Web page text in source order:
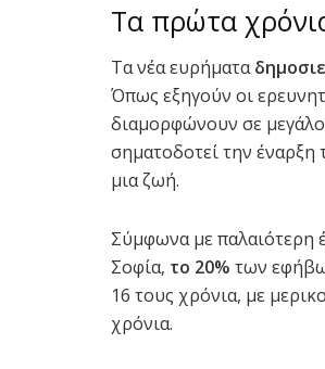
Τα πρώτα
Τα νέα ευρήματα
Όπως εξηγούν οι
διαμορφώνουν σε
σηματοδοτεί την έναρξη
μια ζωή.
Σύμφωνα με παλαιότερη
Σοφία, το 20% των
16 τους χρόνια, με
χρόνια.